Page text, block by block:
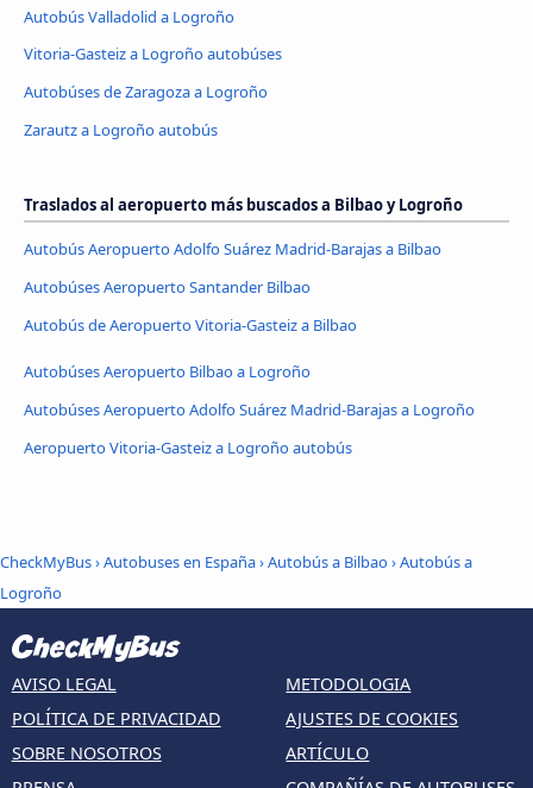
Autobús Valladolid a Logroño
Vitoria-Gasteiz a Logroño autobúses
Autobúses de Zaragoza a Logroño
Zarautz a Logroño autobús
Traslados al aeropuerto más buscados a Bilbao y Logroño
Autobús Aeropuerto Adolfo Suárez Madrid-Barajas a Bilbao
Autobúses Aeropuerto Santander Bilbao
Autobús de Aeropuerto Vitoria-Gasteiz a Bilbao
Autobúses Aeropuerto Bilbao a Logroño
Autobúses Aeropuerto Adolfo Suárez Madrid-Barajas a Logroño
Aeropuerto Vitoria-Gasteiz a Logroño autobús
CheckMyBus›Autobuses en España›Autobús a Bilbao›Autobús a
Logroño
AVISO LEGAL
POLÍTICA DE PRIVACIDAD
SOBRE NOSOTROS
METODOLOGIA
AJUSTES DE COOKIES
ARTÍCULO